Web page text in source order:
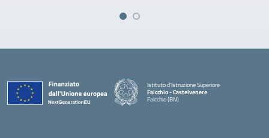
Istituto d'Istruzione Superiore
Faicchio - Castelvenere
Faicchio (BN)